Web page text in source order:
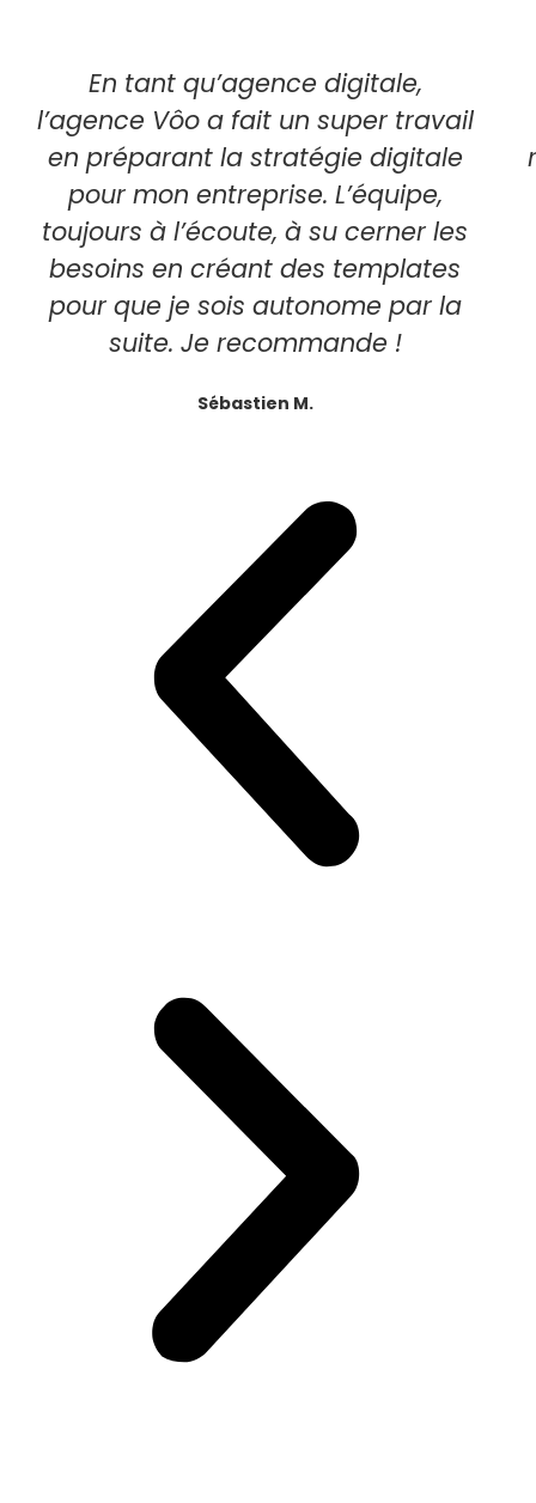
En tant qu’agence digitale,
l’agence Vôo a fait un super travail
en préparant la stratégie digitale
pour mon entreprise. L’équipe,
toujours à l’écoute, à su cerner les
besoins en créant des templates
pour que je sois autonome par la
suite. Je recommande !
Sébastien M.